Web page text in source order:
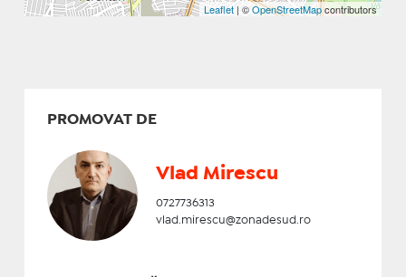
Leaflet | ©OpenStreetMapcontributors
PROMOVAT DE
Vlad Mirescu
0727736313
vlad.mirescu@zonadesud.ro